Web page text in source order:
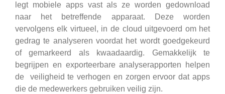
legt mobiele apps vast als ze worden gedownload
naar het betreffende apparaat. Deze worden
vervolgens elk virtueel, in de cloud uitgevoerd om het
gedrag te analyseren voordat het wordt goedgekeurd
of gemarkeerd als kwaadaardig. Gemakkelijk te
begrijpen en exporteerbare analyserapporten helpen
de veiligheid te verhogen en zorgen ervoor dat apps
die de medewerkers gebruiken veilig zijn.